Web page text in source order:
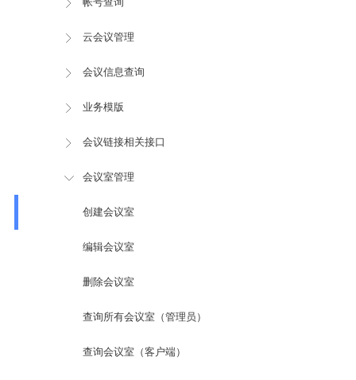
云会议管理
会议信息查询
业务模版
会议链接相关接口
会议室管理
创建会议室
编辑会议室
删除会议室
查询所有会议室（管理员）
查询会议室（客户端）